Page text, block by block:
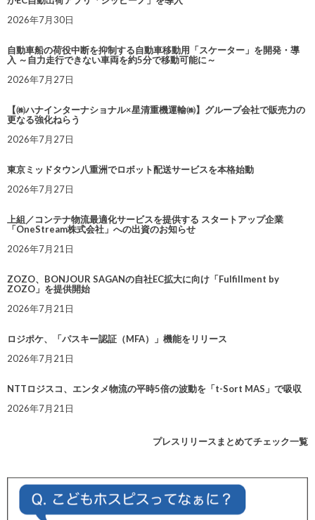
2026年7月30日
自動車船の荷役中断を抑制する自動車移動用「スケーター」を開発・導
入 ～自力走行できない車両を約5分で移動可能に～
2026年7月27日
【㈱ハナインターナショナル×星清重機運輸㈱】グループ会社で販売力の
更なる強化ねらう
2026年7月27日
東京ミッドタウン八重洲でロボット配送サービスを本格始動
2026年7月27日
上組／コンテナ物流最適化サービスを提供する スタートアップ企業
「OneStream株式会社」への出資のお知らせ
2026年7月21日
ZOZO、BONJOUR SAGANの自社EC拡大に向け「Fulfillment by
ZOZO」を提供開始
2026年7月21日
ロジポケ、「パスキー認証（MFA）」機能をリリース
2026年7月21日
NTTロジスコ、エンタメ物流の平時5倍の波動を「t-Sort MAS」で吸収
2026年7月21日
プレスリリースまとめてチェック一覧